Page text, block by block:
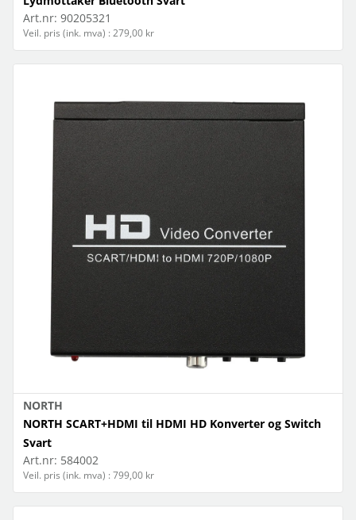
Art.nr: 90205321
Veil. pris (ink. mva) : 279,00 kr
NORTH
NORTH SCART+HDMI til HDMI HD Konverter og Switch
Svart
Art.nr: 584002
Veil. pris (ink. mva) : 799,00 kr